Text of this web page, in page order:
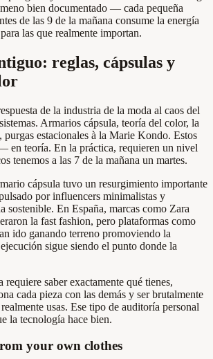
bien documentado — cada pequeña
de las 9 de la mañana consume la energía
las que realmente importan.
reglas, cápsulas y
de la industria de la moda al caos del
Armarios cápsula, teoría del color, la
estacionales à la Marie Kondo. Estos
en teoría. En la práctica, requieren un nivel
tenemos a las 7 de la mañana un martes.
cápsula tuvo un resurgimiento importante
por influencers minimalistas y
sostenible. En España, marcas como Zara
la fast fashion, pero plataformas como
ido ganando terreno promoviendo la
sigue siendo el punto donde la
requiere saber exactamente qué tienes,
cada pieza con las demás y ser brutalmente
usas. Ese tipo de auditoría personal
la tecnología hace bien.
your own clothes